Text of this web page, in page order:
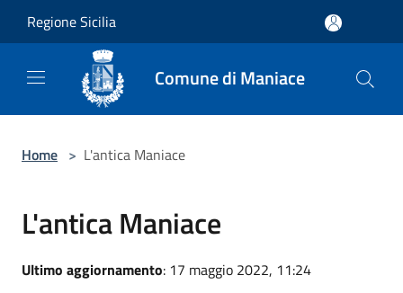
Regione Sicilia
Comune di Maniace
Home > L'antica Maniace
L'antica Maniace
Ultimo aggiornamento: 17 maggio 2022, 11:24